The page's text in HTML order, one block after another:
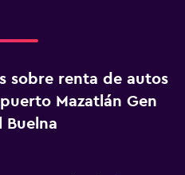
sobre renta de autos
Mazatlán Gen
Buelna